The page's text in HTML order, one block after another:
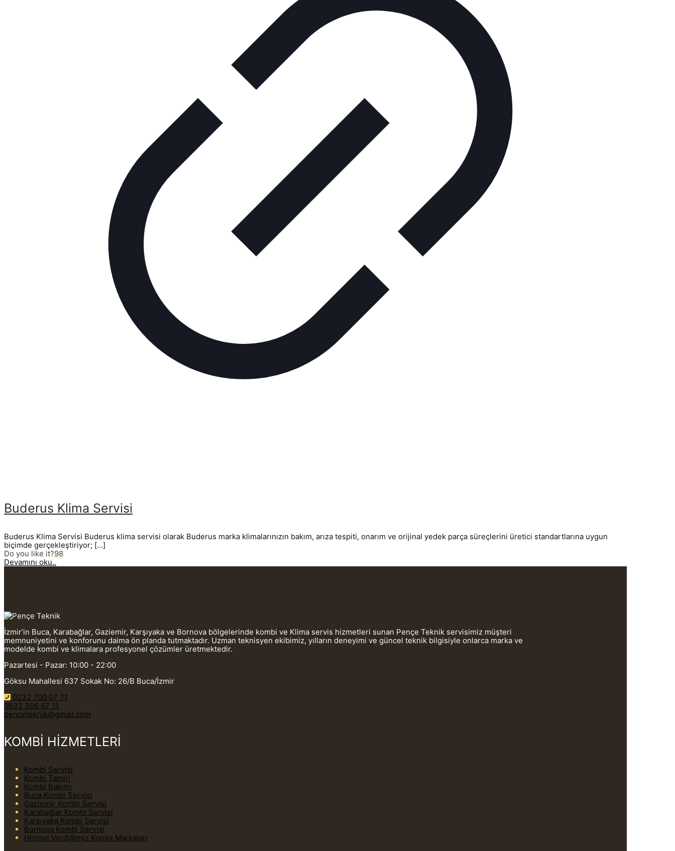
Buderus Klima Servisi
Buderus Klima Servisi Buderus klima servisi olarak Buderus marka klimalarınızın bakım, arıza tespiti, onarım ve orijinal yedek parça süreçlerini üretici standartlarına uygun
biçimde gerçekleştiriyor; […]
Do you like it?98
Devamını oku..
İzmir’in Buca, Karabağlar, Gaziemir, Karşıyaka ve Bornova bölgelerinde kombi ve Klima servis hizmetleri sunan Pençe Teknik servisimiz müşteri
memnuniyetini ve konforunu daima ön planda tutmaktadır. Uzman teknisyen ekibimiz, yılların deneyimi ve güncel teknik bilgisiyle onlarca marka ve
modelde kombi ve klimalara profesyonel çözümler üretmektedir.
Pazartesi - Pazar: 10:00 - 22:00
Göksu Mahallesi 637 Sokak No: 26/B Buca/İzmir
0232 700 07 71
0532 306 67 11
penceteknik@gmail.com
KOMBİ HİZMETLERİ
Kombi Servisi
Kombi Tamiri
Kombi Bakımı
Buca Kombi Servisi
Gaziemir Kombi Servisi
Karabağlar Kombi Servisi
Karşıyaka Kombi Servisi
Bornova Kombi Servisi
Hizmet Verdiğimiz Kombi Markaları